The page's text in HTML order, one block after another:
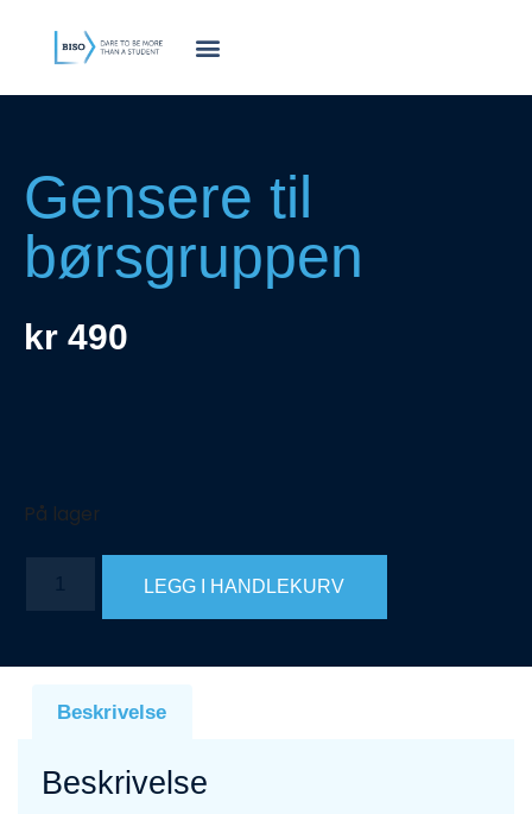
innholdet
Gensere til
børsgruppen
kr 490
På lager
LEGG I HANDLEKURV
Beskrivelse
Beskrivelse